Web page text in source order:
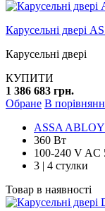
Карусельні двері
Карусельні двері
КУПИТИ
1 386 683 грн.
Обране В
ASSA ABLOY
360 Вт
100-240 V AC
3 | 4 стулки
Товар в наявності